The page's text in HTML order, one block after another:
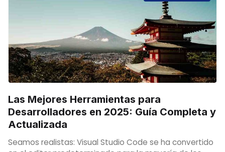
Las Mejores Herramientas para
Desarrolladores en 2025: Guía Completa y
Actualizada
Seamos realistas: Visual Studio Code se ha convertido